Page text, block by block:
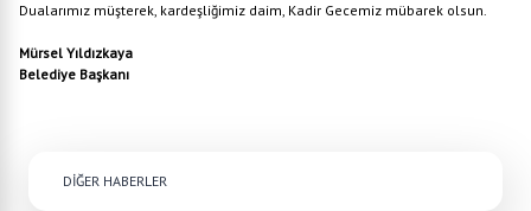
Dualarımız müşterek, kardeşliğimiz daim, Kadir Gecemiz mübarek olsun.
Mürsel Yıldızkaya
Belediye Başkanı
DİĞER HABERLER